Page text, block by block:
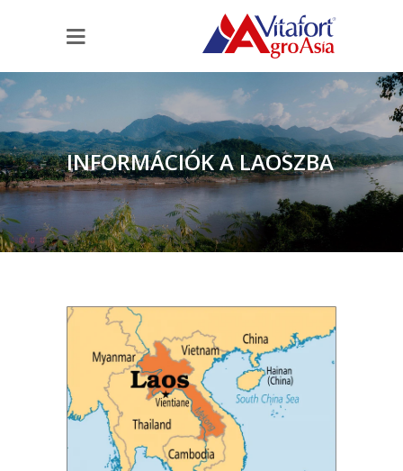
INFORMÁCIÓK A LAOSZBA
UTAZÓ SZAKÉRTŐK